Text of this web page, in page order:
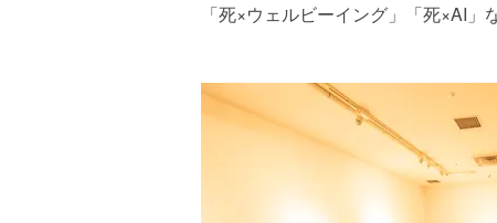
「死×ウェルビーイング」「死×AI